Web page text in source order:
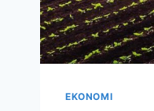
EKONOMI